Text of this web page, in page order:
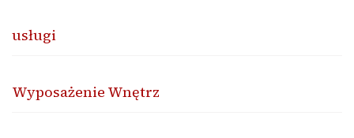
usługi
Wyposażenie Wnętrz